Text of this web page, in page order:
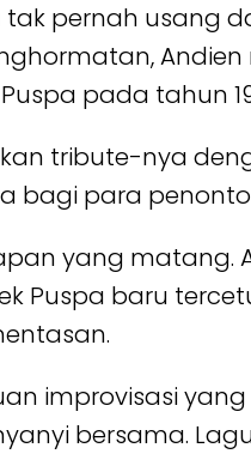
pernah usang
pada tahun
tribute-nya
bagi para
yang matang.
Puspa baru
improvisasi
bersama.